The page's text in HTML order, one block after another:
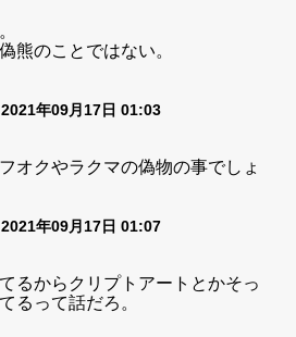
熊のことではない。
2021年09月17日 01:03
オクやラクマの偽物の事でしょ
2021年09月17日 01:07
るからクリプトアートとかそっ
るって話だろ。